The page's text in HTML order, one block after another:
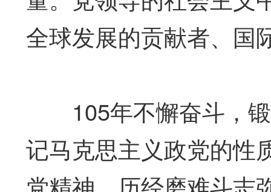
全球发展的贡献者、国
105年不懈奋斗，锻
记马克思主义政党的性